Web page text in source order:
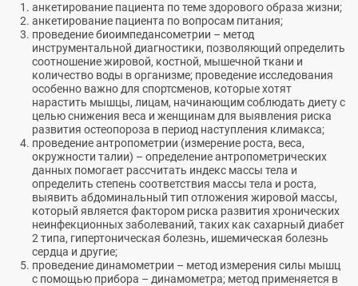
анкетирование пациента по теме здорового образа жизни;
анкетирование пациента по вопросам питания;
проведение биоимпедансометрии – метод
инструментальной диагностики, позволяющий определить
соотношение жировой, костной, мышечной ткани и
количество воды в организме; проведение исследования
особенно важно для спортсменов, которые хотят
нарастить мышцы, лицам, начинающим соблюдать диету с
целью снижения веса и женщинам для выявления риска
развития остеопороза в период наступления климакса;
проведение антропометрии (измерение роста, веса,
окружности талии) – определение антропометрических
данных помогает рассчитать индекс массы тела и
определить степень соответствия массы тела и роста,
выявить абдоминальный тип отложения жировой массы,
который является фактором риска развития хронических
неинфекционных заболеваний, таких как сахарный диабет
2 типа, гипертоническая болезнь, ишемическая болезнь
сердца и другие;
проведение динамометрии – метод измерения силы мышц
с помощью прибора – динамометра; метод применяется в